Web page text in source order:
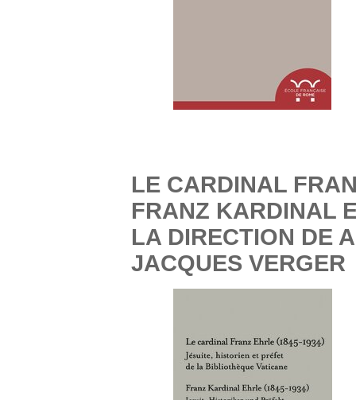
LE CARDINAL
FRANZ KARDINAL
LA DIRECTION DE
JACQUES VERGER